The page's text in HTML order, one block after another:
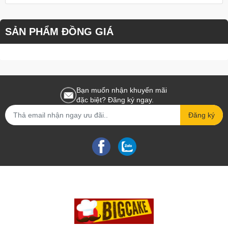
SẢN PHẨM ĐỒNG GIÁ
Bạn muốn nhận khuyến mãi
đặc biệt? Đăng ký ngay.
Đăng ký